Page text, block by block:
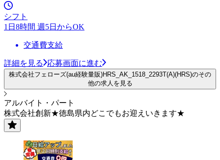
シフト
1日8時間 週5日からOK
交通費支給
詳細を見る 応募画面に進む
株式会社フェローズ(au経験量販)HRS_AK_1518_2293T(A)(HRS)のその
他の求人を見る
アルバイト・パート
株式会社創新★徳島県内どこでもお迎えいきます★